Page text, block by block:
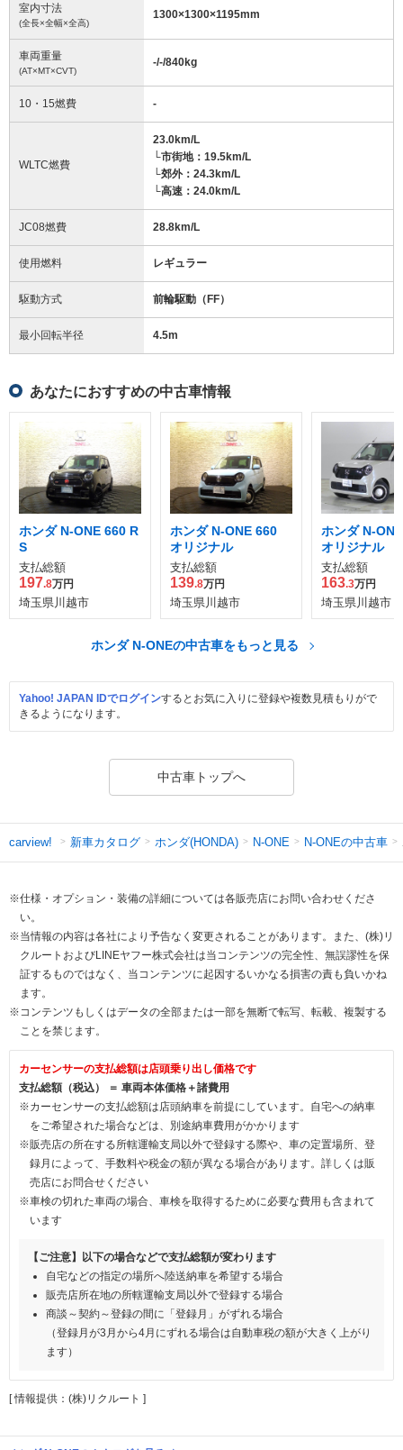
室内寸法
(全長×全幅×全高)
1300×1300×1195mm
車両重量
(AT×MT×CVT)
-/-/840kg
10・15燃費 -
WLTC燃費
23.0km/L
└市街地：19.5km/L
└郊外：24.3km/L
└高速：24.0km/L
JC08燃費 28.8km/L
使用燃料 レギュラー
駆動方式 前輪駆動（FF）
最小回転半径 4.5m
あなたにおすすめの中古車情報
ホンダ N-ONE 660 R
S
支払総額
197.8万円
埼玉県川越市
ホンダ N-ONE 660
オリジナル
支払総額
139.8万円
埼玉県川越市
ホンダ N-
オリジナル
支払総額
163.3万円
埼玉県川越市
ホンダ N-ONEの中古車をもっと見る
Yahoo! JAPAN IDでログインするとお気に入りに登録や複数見積もりがで
きるようになります。
中古車トップへ
carview! 新車カタログ ホンダ(HONDA) N-ONE N-ONEの中古車
※仕様・オプション・装備の詳細については各販売店にお問い合わせくださ
い。
※当情報の内容は各社により予告なく変更されることがあります。また、(株)リ
クルートおよびLINEヤフー株式会社は当コンテンツの完全性、無誤謬性を保
証するものではなく、当コンテンツに起因するいかなる損害の責も負いかね
ます。
※コンテンツもしくはデータの全部または一部を無断で転写、転載、複製する
ことを禁じます。
カーセンサーの支払総額は店頭乗り出し価格です
支払総額（税込） ＝ 車両本体価格＋諸費用
※カーセンサーの支払総額は店頭納車を前提にしています。自宅への納車
をご希望された場合などは、別途納車費用がかかります
※販売店の所在する所轄運輸支局以外で登録する際や、車の定置場所、登
録月によって、手数料や税金の額が異なる場合があります。詳しくは販
売店にお問合せください
※車検の切れた車両の場合、車検を取得するために必要な費用も含まれて
います
【ご注意】以下の場合などで支払総額が変わります
自宅などの指定の場所へ陸送納車を希望する場合
販売店所在地の所轄運輸支局以外で登録する場合
商談～契約～登録の間に「登録月」がずれる場合
（登録月が3月から4月にずれる場合は自動車税の額が大きく上がり
ます）
[ 情報提供：(株)リクルート ]